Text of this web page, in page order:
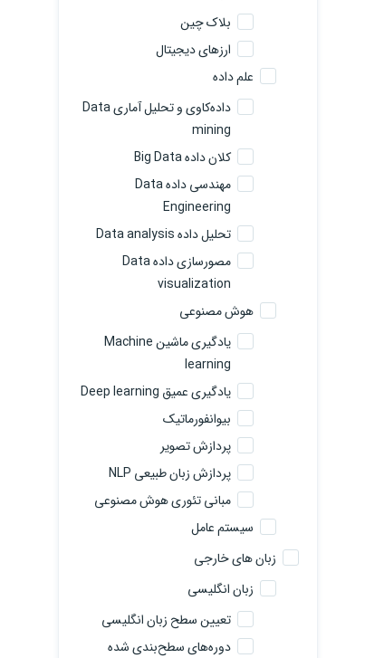
بلاک چین
ارزهای دیجیتال
علم داده
داده‌کاوی و تحلیل آماری Data
mining
کلان داده Big Data
مهندسی داده Data
Engineering
تحلیل داده Data analysis
مصورسازی داده Data
visualization
هوش مصنوعی
یادگیری ماشین Machine
learning
یادگیری عمیق Deep learning
بیوانفورماتیک
پردازش تصویر
پردازش زبان طبیعی NLP
مبانی تئوری هوش مصنوعی
سیستم عامل
زبان های خارجی
زبان انگلیسی
تعیین سطح زبان انگلیسی
دوره‌های سطح‌بندی شده